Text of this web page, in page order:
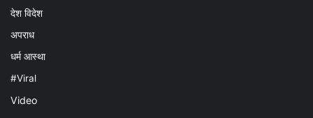
देश विदेश
अपराध
धर्म आस्था
#Viral
Video